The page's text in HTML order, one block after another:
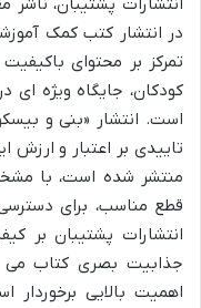
در انتشار کتب کمک
تمرکز بر محتوای
کودکان، جایگاه ویژه ای
است. انتشار «بنی و
قطع مناسب، برای
انتشارات پشتیبان بر
جذابیت بصری کتاب می